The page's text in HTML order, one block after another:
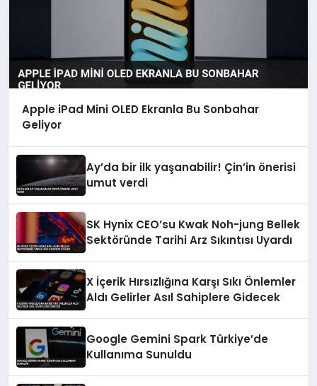
Apple iPad Mini OLED Ekranla Bu Sonbahar
Geliyor
Ay’da bir ilk yaşanabilir! Çin’in önerisi
umut verdi
SK Hynix CEO’su Kwak Noh-jung Bellek
Sektöründe Tarihi Arz Sıkıntısı Uyardı
X İçerik Hırsızlığına Karşı Sıkı Önlemler
Aldı Gelirler Asıl Sahiplere Gidecek
Google Gemini Spark Türkiye’de
Kullanıma Sunuldu